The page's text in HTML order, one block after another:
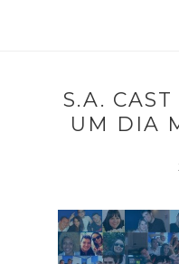
S.A.
UM DIA